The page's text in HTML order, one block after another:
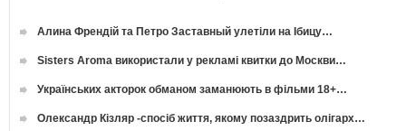
Алина Френдій та Петро Заставный улетіли на Ібицу…
Sisters Aroma використали у рекламі квитки до Москви…
Українських акторок обманом заманюють в фільми 18+…
Олександр Кізляр -спосіб життя, якому позаздрить олігарх…